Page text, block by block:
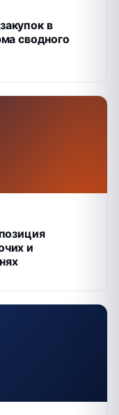
в
сводного
и